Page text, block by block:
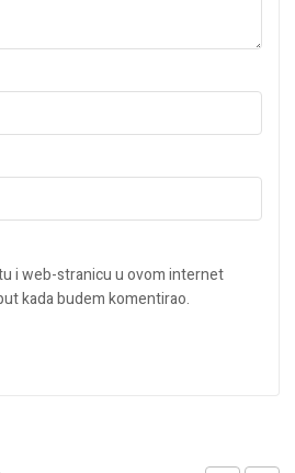
i web-stranicu u ovom internet
kada budem komentirao.